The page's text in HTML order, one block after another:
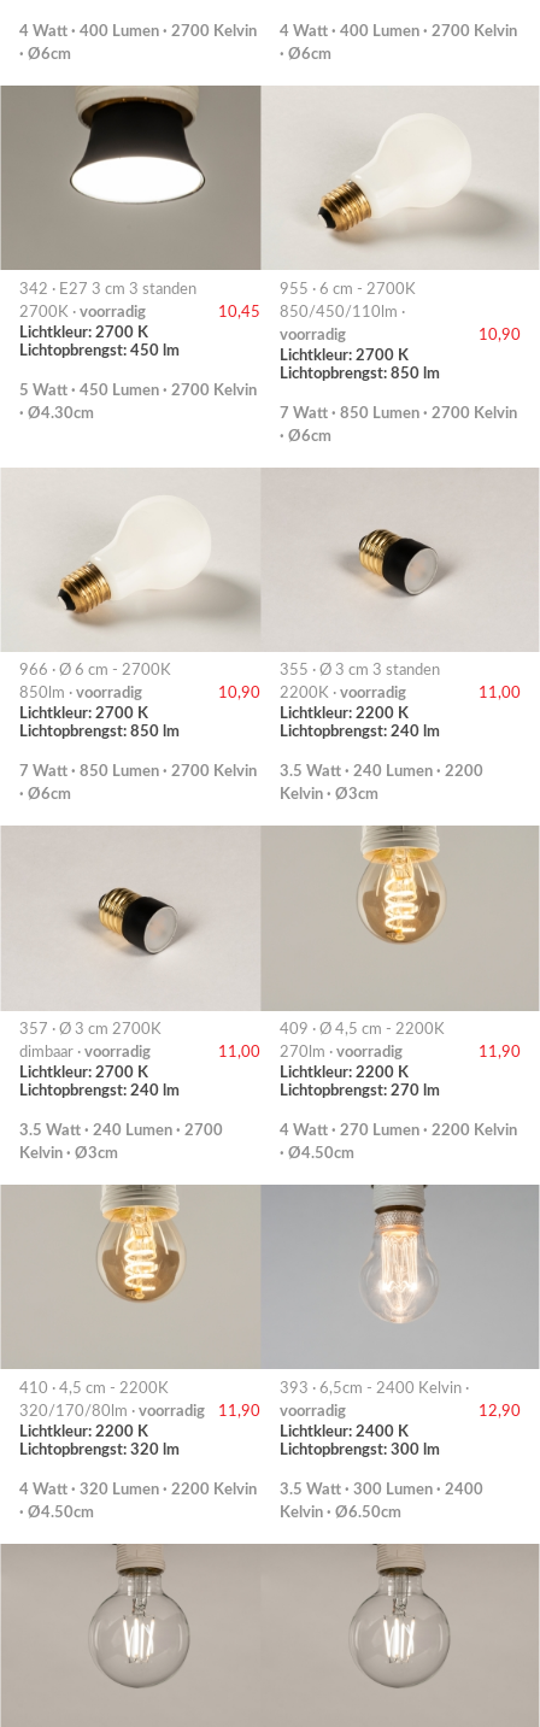
4 Watt · 400 Lumen · 2700 Kelvin
· Ø6cm
4 Watt · 400 Lumen · 2700 Kelvin
· Ø6cm
342 · E27 3 cm 3 standen
2700K · voorradig
10,45
Lichtkleur: 2700 K
Lichtopbrengst: 450 lm
5 Watt · 450 Lumen · 2700 Kelvin
· Ø4.30cm
955 · 6 cm - 2700K
850/450/110lm ·
voorradig
10,90
Lichtkleur: 2700 K
Lichtopbrengst: 850 lm
7 Watt · 850 Lumen · 2700 Kelvin
· Ø6cm
966 · Ø 6 cm - 2700K
850lm · voorradig
10,90
Lichtkleur: 2700 K
Lichtopbrengst: 850 lm
7 Watt · 850 Lumen · 2700 Kelvin
· Ø6cm
355 · Ø 3 cm 3 standen
2200K · voorradig
11,00
Lichtkleur: 2200 K
Lichtopbrengst: 240 lm
3.5 Watt · 240 Lumen · 2200
Kelvin · Ø3cm
357 · Ø 3 cm 2700K
dimbaar · voorradig
11,00
Lichtkleur: 2700 K
Lichtopbrengst: 240 lm
3.5 Watt · 240 Lumen · 2700
Kelvin · Ø3cm
409 · Ø 4,5 cm - 2200K
270lm · voorradig
11,90
Lichtkleur: 2200 K
Lichtopbrengst: 270 lm
4 Watt · 270 Lumen · 2200 Kelvin
· Ø4.50cm
410 · 4,5 cm - 2200K
320/170/80lm · voorradig
11,90
Lichtkleur: 2200 K
Lichtopbrengst: 320 lm
4 Watt · 320 Lumen · 2200 Kelvin
· Ø4.50cm
393 · 6,5cm - 2400 Kelvin ·
voorradig
12,90
Lichtkleur: 2400 K
Lichtopbrengst: 300 lm
3.5 Watt · 300 Lumen · 2400
Kelvin · Ø6.50cm